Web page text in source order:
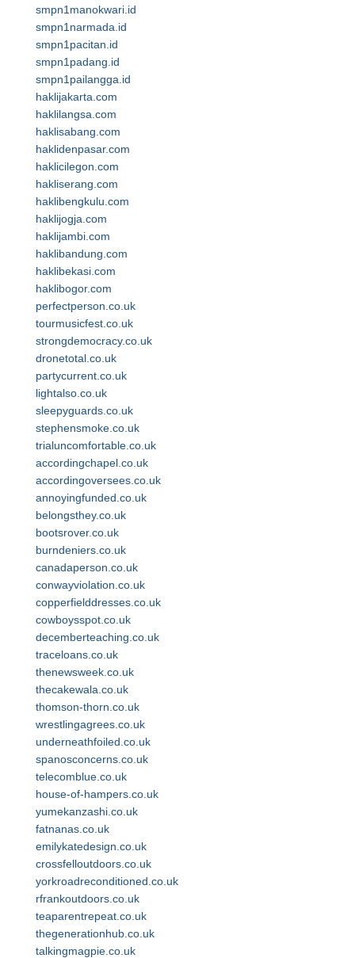
smpn1manokwari.id
smpn1narmada.id
smpn1pacitan.id
smpn1padang.id
smpn1pailangga.id
haklijakarta.com
haklilangsa.com
haklisabang.com
haklidenpasar.com
haklicilegon.com
hakliserang.com
haklibengkulu.com
haklijogja.com
haklijambi.com
haklibandung.com
haklibekasi.com
haklibogor.com
perfectperson.co.uk
tourmusicfest.co.uk
strongdemocracy.co.uk
dronetotal.co.uk
partycurrent.co.uk
lightalso.co.uk
sleepyguards.co.uk
stephensmoke.co.uk
trialuncomfortable.co.uk
accordingchapel.co.uk
accordingoversees.co.uk
annoyingfunded.co.uk
belongsthey.co.uk
bootsrover.co.uk
burndeniers.co.uk
canadaperson.co.uk
conwayviolation.co.uk
copperfielddresses.co.uk
cowboysspot.co.uk
decemberteaching.co.uk
traceloans.co.uk
thenewsweek.co.uk
thecakewala.co.uk
thomson-thorn.co.uk
wrestlingagrees.co.uk
underneathfoiled.co.uk
spanosconcerns.co.uk
telecomblue.co.uk
house-of-hampers.co.uk
yumekanzashi.co.uk
fatnanas.co.uk
emilykatedesign.co.uk
crossfelloutdoors.co.uk
yorkroadreconditioned.co.uk
rfrankoutdoors.co.uk
teaparentrepeat.co.uk
thegenerationhub.co.uk
talkingmagpie.co.uk